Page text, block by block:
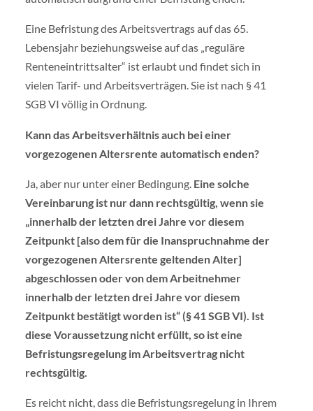
Eine Befristung des Arbeitsvertrags auf das 65.
Lebensjahr beziehungsweise auf das „reguläre
Renteneintrittsalter“ ist erlaubt und findet sich in
vielen Tarif- und Arbeitsverträgen. Sie ist nach § 41
SGB VI völlig in Ordnung.
Kann das Arbeitsverhältnis auch bei einer
vorgezogenen Altersrente automatisch enden?
Ja, aber nur unter einer Bedingung. Eine solche
Vereinbarung ist nur dann rechtsgültig, wenn sie
„innerhalb der letzten drei Jahre vor diesem
Zeitpunkt [also dem für die Inanspruchnahme der
vorgezogenen Altersrente geltenden Alter]
abgeschlossen oder von dem Arbeitnehmer
innerhalb der letzten drei Jahre vor diesem
Zeitpunkt bestätigt worden ist“ (§ 41 SGB VI). Ist
diese Voraussetzung nicht erfüllt, so ist eine
Befristungsregelung im Arbeitsvertrag nicht
rechtsgültig.
Es reicht nicht, dass die Befristungsregelung in Ihrem